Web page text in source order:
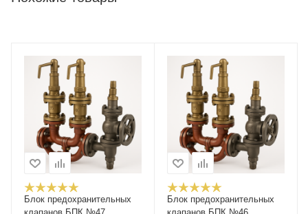
Блок предохранительных
Блок предохранительных